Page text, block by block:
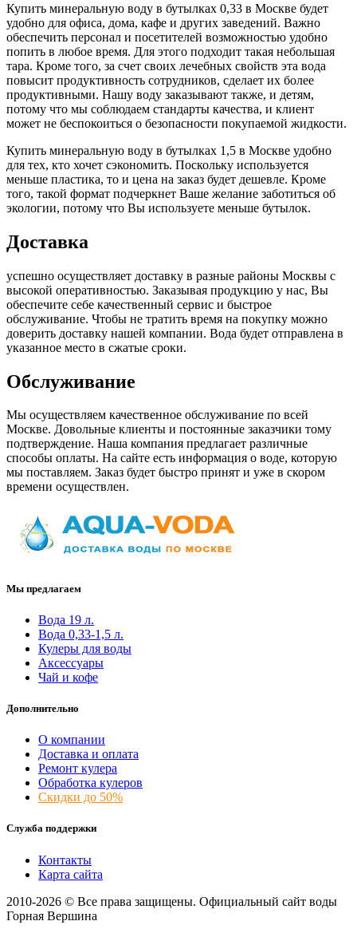
Купить минеральную воду в бутылках 0,33 в Москве будет
удобно для офиса, дома, кафе и других заведений. Важно
обеспечить персонал и посетителей возможностью удобно
попить в любое время. Для этого подходит такая небольшая
тара. Кроме того, за счет своих лечебных свойств эта вода
повысит продуктивность сотрудников, сделает их более
продуктивными. Нашу воду заказывают также, и детям,
потому что мы соблюдаем стандарты качества, и клиент
может не беспокоиться о безопасности покупаемой жидкости.
Купить минеральную воду в бутылках 1,5 в Москве удобно
для тех, кто хочет сэкономить. Поскольку используется
меньше пластика, то и цена на заказ будет дешевле. Кроме
того, такой формат подчеркнет Ваше желание заботиться об
экологии, потому что Вы используете меньше бутылок.
Доставка
успешно осуществляет доставку в разные районы Москвы с
высокой оперативностью. Заказывая продукцию у нас, Вы
обеспечите себе качественный сервис и быстрое
обслуживание. Чтобы не тратить время на покупку можно
доверить доставку нашей компании. Вода будет отправлена в
указанное место в сжатые сроки.
Обслуживание
Мы осуществляем качественное обслуживание по всей
Москве. Довольные клиенты и постоянные заказчики тому
подтверждение. Наша компания предлагает различные
способы оплаты. На сайте есть информация о воде, которую
мы поставляем. Заказ будет быстро принят и уже в скором
времени осуществлен.
Мы предлагаем
Вода 19 л.
Вода 0,33-1,5 л.
Кулеры для воды
Аксессуары
Чай и кофе
Дополнительно
О компании
Доставка и оплата
Ремонт кулера
Обработка кулеров
Скидки до 50%
Служба поддержки
Контакты
Карта сайта
2010-2026 © Все права защищены. Официальный сайт воды
Горная Вершина